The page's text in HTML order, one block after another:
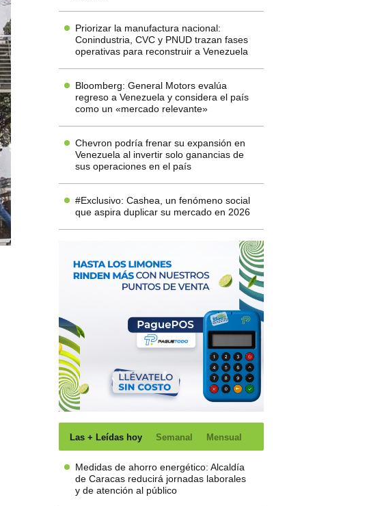
Priorizar la manufactura nacional:
Conindustria, CVC y PNUD trazan fases
operativas para reconstruir a Venezuela
Bloomberg: General Motors evalúa
regreso a Venezuela y considera el país
como un «mercado relevante»
Chevron podría frenar su expansión en
Venezuela al invertir solo ganancias de
sus operaciones en el país
#Exclusivo: Cashea, un fenómeno social
que aspira duplicar su mercado en 2026
Las + Leídas hoy Semanal Mensual
Medidas de ahorro energético: Alcaldía
de Caracas reducirá jornadas laborales
y de atención al público